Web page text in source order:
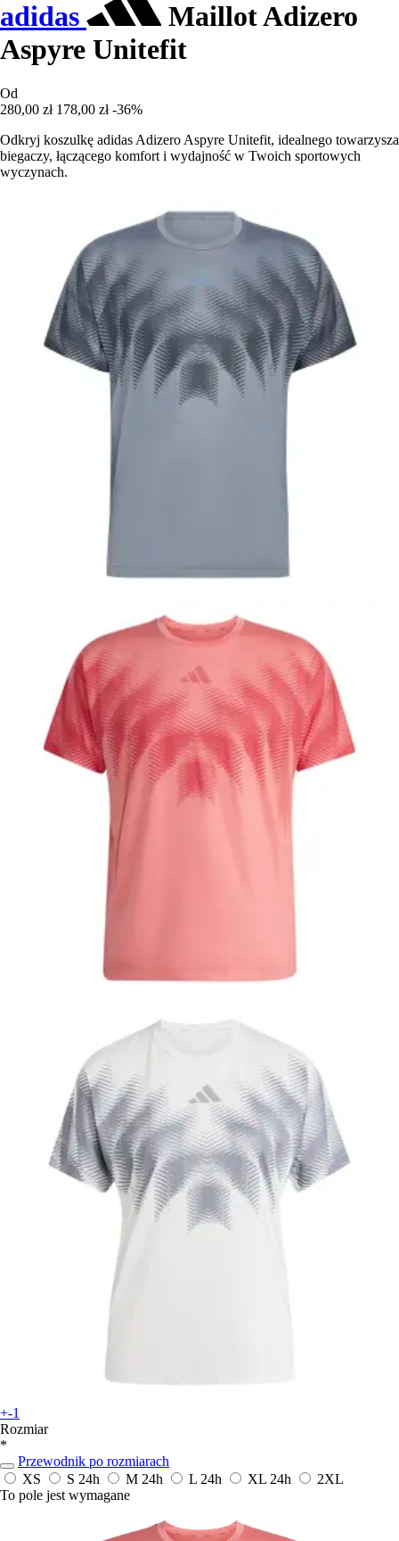
adidas
Maillot Adizero
Aspyre Unitefit
Od
280,00 zł 178,00 zł -36%
Odkryj koszulkę adidas Adizero Aspyre Unitefit, idealnego towarzysza
biegaczy, łączącego komfort i wydajność w Twoich sportowych
wyczynach.
+-1
Rozmiar
*
Przewodnik po rozmiarach
XS
S 24h M 24h L 24h XL 24h
2XL
To pole jest wymagane